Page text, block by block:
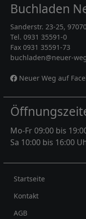
Buchladen
Sanderstr. 23-25,
Tel. 0931 35591-0
Fax 0931 35591-73
buchladen@neuer-
Neuer Weg auf
Mo-Fr 09:00 bis
Sa 10:00 bis 16:00
Rechtliches
Startseite
Kontakt
AGB